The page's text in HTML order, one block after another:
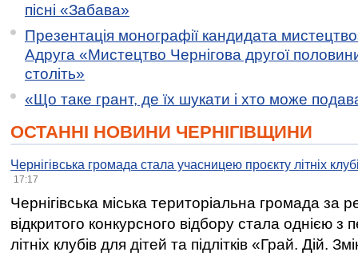
пісні «Забава»
Презентація монографії кандидата
Адруга «Мистецтво Чернігова другої
століть»
«Що таке грант, де їх шукати і хто може
ОСТАННІ НОВИНИ ЧЕРНІГІВЩИНИ
Чернігівська громада стала учасницею проєкту літніх
17:17
Чернігівська міська територіальна громада за
відкритого конкурсного відбору стала однією
літніх клубів для дітей та підлітків «Грай. Дій.